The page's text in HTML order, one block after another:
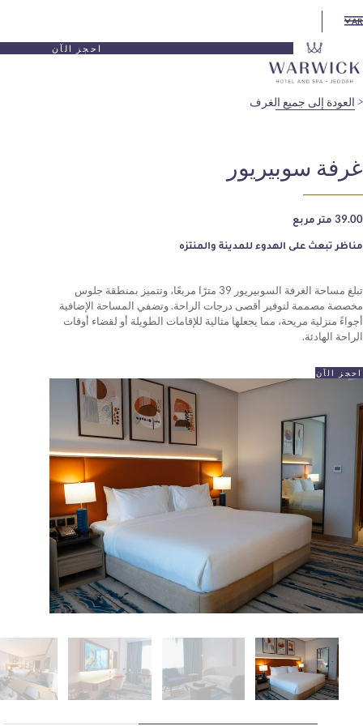
للمدينة والمنتزه
تبلغ مساحة الغرفة السوبيريور 39 مترًا مربعًا، وتتميز بمنطقة جلوس
أقصى درجات الراحة. وتضفي المساحة الإضافية
مما يجعلها مثالية للإقامات الطويلة أو لقضاء أوقات
الغرف